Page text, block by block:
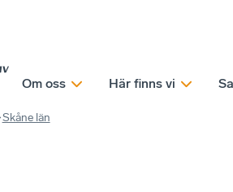
Om oss Här finns vi
Skåne län